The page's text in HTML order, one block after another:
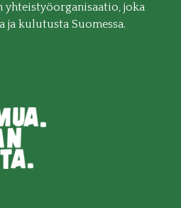
joka
kulutusta Suomessa.